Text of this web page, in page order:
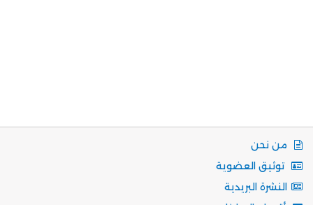
من نحن
توثيق العضوية
النشرة البريدية